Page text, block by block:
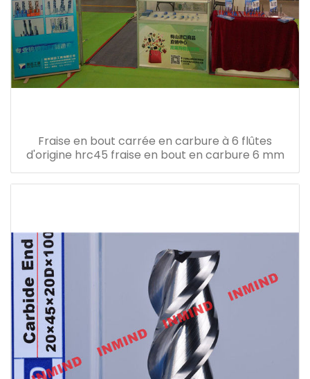
Fraise en bout carrée en carbure à 6 flûtes
d'origine hrc45 fraise en bout en carbure 6 mm